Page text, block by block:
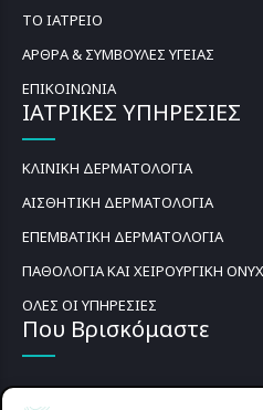
ΤΟ ΙΑΤΡΕΙΟ
ΑΡΘΡΑ & ΣΥΜΒΟΥΛΕΣ ΥΓΕΙΑΣ
ΕΠΙΚΟΙΝΩΝΙΑ
ΙΑΤΡΙΚΕΣ ΥΠΗΡΕΣΙΕΣ
ΚΛΙΝΙΚΗ ΔΕΡΜΑΤΟΛΟΓΙΑ
ΑΙΣΘΗΤΙΚΗ ΔΕΡΜΑΤΟΛΟΓΙΑ
ΕΠΕΜΒΑΤΙΚΗ ΔΕΡΜΑΤΟΛΟΓΙΑ
ΠΑΘΟΛΟΓΙΑ ΚΑΙ ΧΕΙΡΟΥΡΓΙΚΗ
ΟΛΕΣ ΟΙ ΥΠΗΡΕΣΙΕΣ
Που Βρισκόμαστε